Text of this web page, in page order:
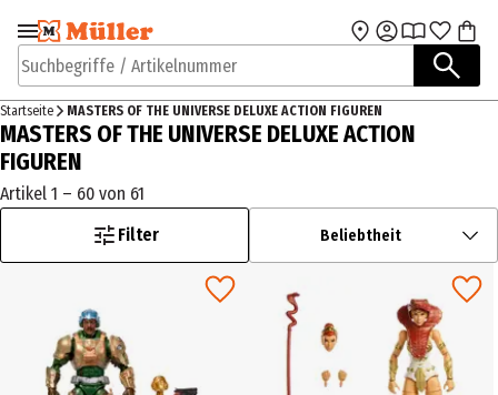
Zur Navigation
springen
Zum Hauptinhalt
Suchbegriffe / Artikelnummer
Startseite MASTERS OF THE UNIVERSE DELUXE ACTION FIGUREN
MASTERS OF THE UNIVERSE DELUXE ACTION
FIGUREN
Artikel 1 – 60 von 61
Filter
Beliebtheit